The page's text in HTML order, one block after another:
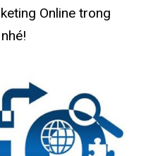
Online trong